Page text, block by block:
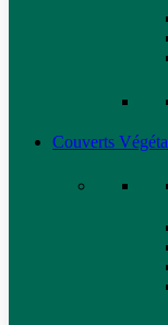
Couverts